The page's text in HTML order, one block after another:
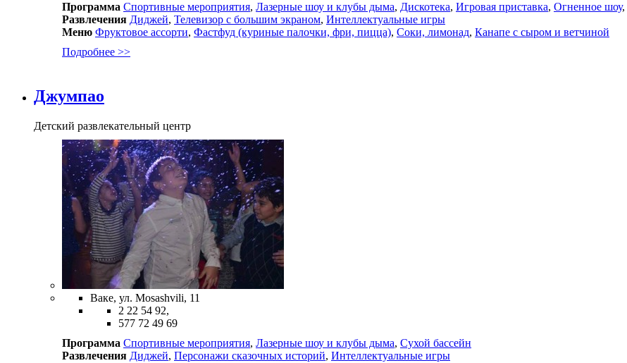
Программа Спортивные мероприятия, Лазерные шоу и клубы дыма, Дискотека, Игровая приставка, Огненное шоу,
Развлечения Диджей, Телевизор с большим экраном, Интеллектуальные игры
Меню Фруктовое ассорти, Фастфуд (куриные палочки, фри, пицца), Соки, лимонад, Канапе с сыром и ветчиной
Подробнее >>
Джумпао
Детский развлекательный центр
Ваке, ул. Mosashvili, 11
2 22 54 92,
577 72 49 69
Программа Спортивные мероприятия, Лазерные шоу и клубы дыма, Сухой бассейн
Развлечения Диджей, Персонажи сказочных историй, Интеллектуальные игры